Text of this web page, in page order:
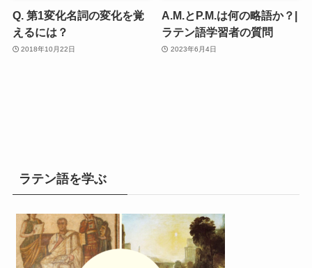
Q. 第1変化名詞の変化を覚
えるには？
2018年10月22日
A.M.とP.M.は何の略語か？|
ラテン語学習者の質問
2023年6月4日
ラテン語を学ぶ